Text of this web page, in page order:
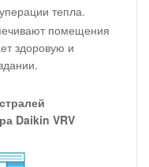
тепла.
помещения
здоровую и
Daikin VRV